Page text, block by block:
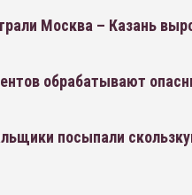
Москва – Казань
обрабатывают
посыпали